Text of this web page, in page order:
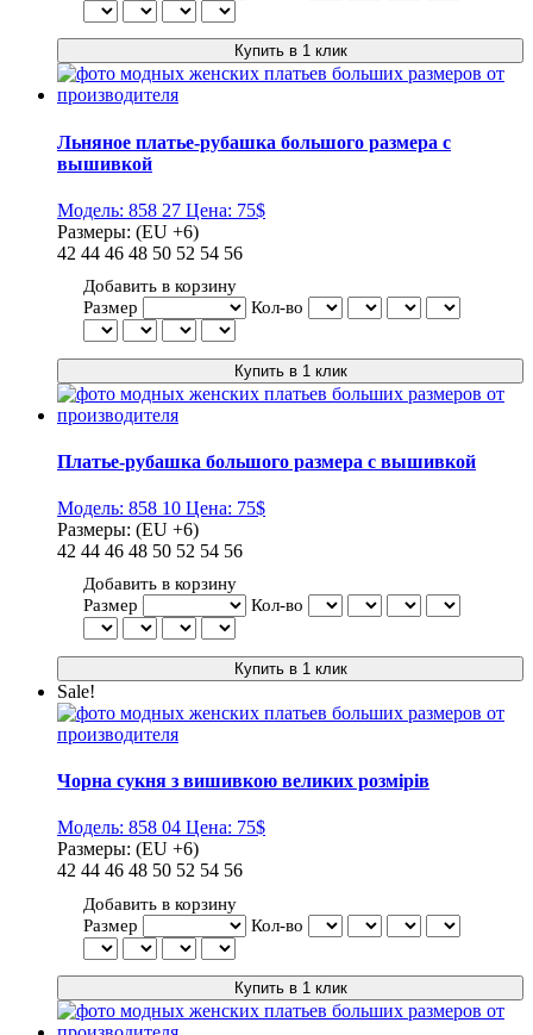
Льняное платье-рубашка большого размера с
вышивкой
Модель: 858 27 Цена: 75$
Размеры: (EU +6)
42 44 46 48 50 52 54 56
Добавить в корзину
Размер
Кол-во
Платье-рубашка большого размера с вышивкой
Модель: 858 10 Цена: 75$
Размеры: (EU +6)
42 44 46 48 50 52 54 56
Добавить в корзину
Размер
Кол-во
Sale!
Чорна сукня з вишивкою великих розмірів
Модель: 858 04 Цена: 75$
Размеры: (EU +6)
42 44 46 48 50 52 54 56
Добавить в корзину
Размер
Кол-во